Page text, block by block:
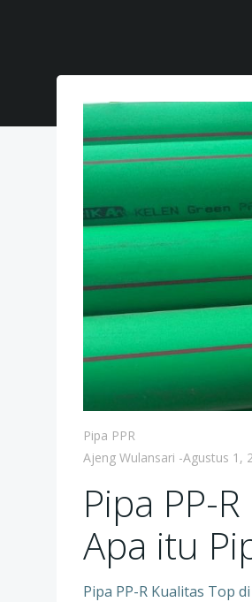
Pipa PPR
Ajeng Wulansari -Agustus 1,
Pipa PP-
Apa itu
Pipa PP-R Kualitas Top